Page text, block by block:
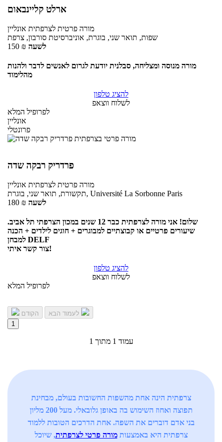
ארלט קליינבאום
מורה פרטית לצרפתית אונליין
שפות, תואר שני, בוגרת, אוניברסיטת סורבון, צרפת
150 ₪ לשעה
מורה מנוסה ומצליחה, סבלנית יודעת לגרום לאנשים לדבר ולהנות
מהלימוד
להציג טלפון
לשלוח ווצאפ
לפרופיל המלא
אונליין
פרונטלי
פרדריק רבקה שדה
מורה פרטית לצרפתית אונליין
תקשורת, תואר שני, בוגרת, Université La Sorbonne Paris
180 ₪ לשעה
שלום! אני מורה לצרפתית כבר 12 שנים במכון הצרפתי תל אביב.
שיעורים פרטיים או קבוצתיים למבוגרים + חוגים לילדים + הכנה
למבחן DELF
צור קשר איתי!
להציג טלפון
לשלוח ווצאפ
לפרופיל המלא
הקודם
1
עמוד 1 מתוך 1
צרפתית הינה אחת מהשפות החשובות בעולם, מבחינת
תפוצה ואחוז השימוש בה באופן גלובאלי. מעל 200 מליון
בני אדם דוברים את השפה. אחת הדרכים הטובות ללמוד
צרפתית היא באמצעותמורה פרטי לצרפתית, שיוכל